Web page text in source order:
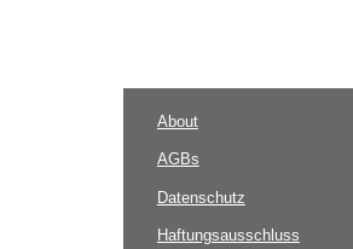
About
AGBs
Datenschutz
Haftungsausschluss